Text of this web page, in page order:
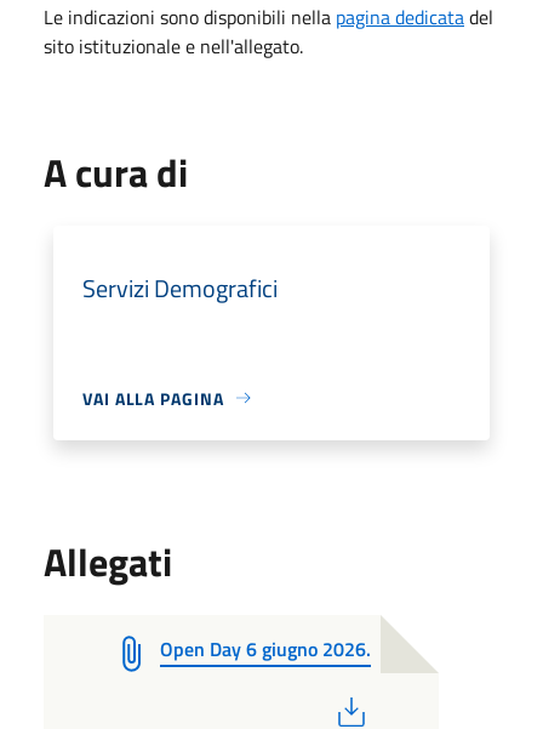
Le indicazioni sono disponibili nella pagina dedicatadel
sito istituzionale e nell'allegato.
A cura di
Servizi Demografici
VAI ALLA PAGINA
Allegati
Open Day 6 giugno 2026.